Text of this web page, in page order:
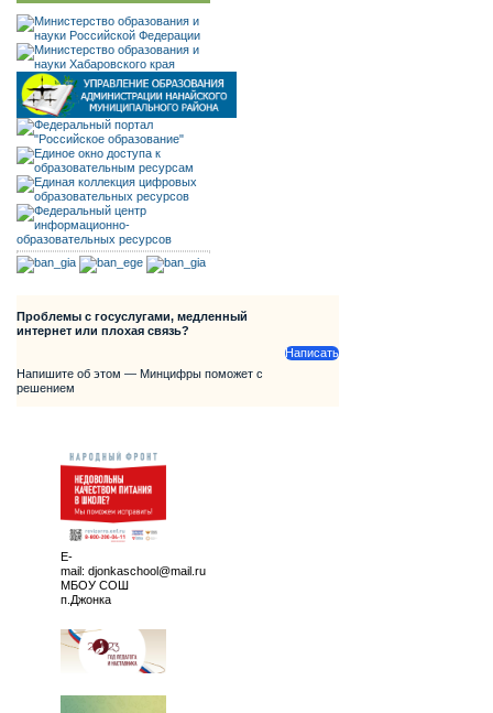
Проблемы с госуслугами, медленный
интернет или плохая связь?
Напишите об этом — Минцифры поможет с
решением
Написать
E-
mail: djonkaschool@mail.ru
МБОУ СОШ
п.Джонка